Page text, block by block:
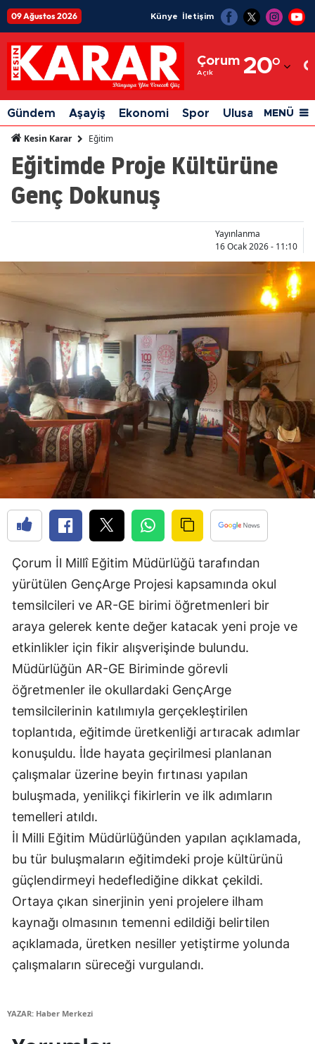
09 Ağustos 2026 Künye İletişim
Çorum
Açık 20°
Adıyaman
Afyonkarahisar
Ağrı
Amasya
Artvin
Aydın
Bilecik
Bingöl
Bitlis
Bolu
Burdur
Çankırı
Çorum
Denizli
Diyarbakır
Edirne
Elazığ
Erzincan
Erzurum
Eskişehir
Gaziantep
Gümüşhane
Hakkari
Hatay
Isparta
Gündem Aşayiş Ekonomi Spor Ulusal Siyaset
MENÜ
Kesin Karar Eğitim
Eğitimde Proje Kültürüne
Genç Dokunuş
Yayınlanma
16 Ocak 2026 - 11:10
Çorum İl Millî Eğitim Müdürlüğü tarafından
yürütülen GençArge Projesi kapsamında okul
temsilcileri ve AR-GE birimi öğretmenleri bir
araya gelerek kente değer katacak yeni proje ve
etkinlikler için fikir alışverişinde bulundu.
Müdürlüğün AR-GE Biriminde görevli
öğretmenler ile okullardaki GençArge
temsilcilerinin katılımıyla gerçekleştirilen
toplantıda, eğitimde üretkenliği artıracak adımlar
konuşuldu. İlde hayata geçirilmesi planlanan
çalışmalar üzerine beyin fırtınası yapılan
buluşmada, yenilikçi fikirlerin ve ilk adımların
temelleri atıldı.
İl Milli Eğitim Müdürlüğünden yapılan açıklamada,
bu tür buluşmaların eğitimdeki proje kültürünü
güçlendirmeyi hedeflediğine dikkat çekildi.
Ortaya çıkan sinerjinin yeni projelere ilham
kaynağı olmasının temenni edildiği belirtilen
açıklamada, üretken nesiller yetiştirme yolunda
çalışmaların süreceği vurgulandı.
YAZAR: Haber Merkezi